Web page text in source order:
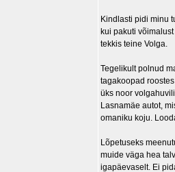
Kindlasti pidi minu
kui pakuti
tekkis teine Volga.
Tegelikult polnud
tagakoopad
üks noor
Lasnamäe autot,
omaniku koju.
Lõpetuseks
muide väga hea
igapäevaselt. Ei